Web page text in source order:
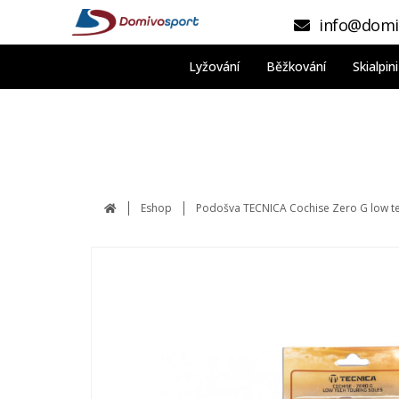
Lyžování Běžkování
Eshop Podošva TECNICA Cochise Zero G low